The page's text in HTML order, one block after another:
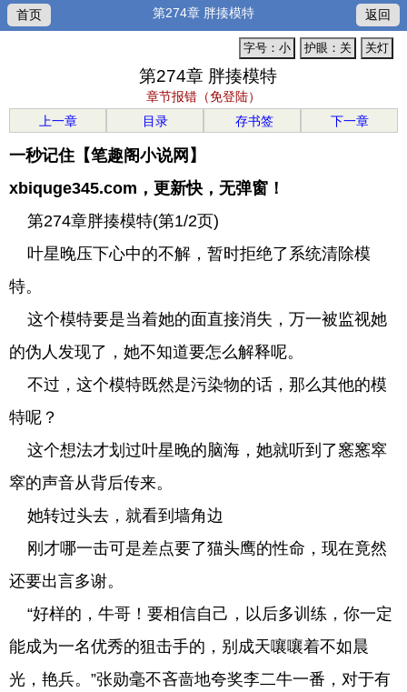
首页 第274章 胖揍模特 返回
关灯
护眼：关
字号：小
第274章 胖揍模特
章节报错（免登陆）
上一章
目录 存书签 下一章
一秒记住【笔趣阁小说网】
xbiquge345.com，更新快，无弹窗！
第274章胖揍模特(第1/2页)
叶星晚压下心中的不解，暂时拒绝了系统清除模
特。
这个模特要是当着她的面直接消失，万一被监视她
的伪人发现了，她不知道要怎么解释呢。
不过，这个模特既然是污染物的话，那么其他的模
特呢？
这个想法才划过叶星晚的脑海，她就听到了窸窸窣
窣的声音从背后传来。
她转过头去，就看到墙角边
刚才哪一击可是差点要了猫头鹰的性命，现在竟然
还要出言多谢。
“好样的，牛哥！要相信自己，以后多训练，你一定
能成为一名优秀的狙击手的，别成天嚷嚷着不如晨
光，艳兵。”张勋毫不吝啬地夸奖李二牛一番，对于有